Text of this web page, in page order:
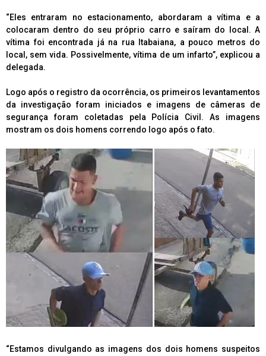
“Eles entraram no estacionamento, abordaram a vítima e a
colocaram dentro do seu próprio carro e saíram do local. A
vítima foi encontrada já na rua Itabaiana, a pouco metros do
local, sem vida. Possivelmente, vítima de um infarto”, explicou a
delegada.
Logo após o registro da ocorrência, os primeiros levantamentos
da investigação foram iniciados e imagens de câmeras de
segurança foram coletadas pela Polícia Civil. As imagens
mostram os dois homens correndo logo após o fato.
“Estamos divulgando as imagens dos dois homens suspeitos